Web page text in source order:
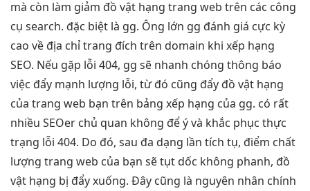
mà còn làm giảm đồ vật hạng trang web trên các công
cụ search. đặc biệt là gg. Ông lớn gg đánh giá cực kỳ
cao về địa chỉ trang đích trên domain khi xếp hạng
SEO. Nếu gặp lỗi 404, gg sẽ nhanh chóng thông báo
việc đẩy mạnh lượng lỗi, từ đó cũng đẩy đồ vật hạng
của trang web bạn trên bảng xếp hạng của gg. có rất
nhiều SEOer chủ quan không để ý và khắc phục thực
trạng lỗi 404. Do đó, sau đa dạng lần tích tụ, điểm chất
lượng trang web của bạn sẽ tụt dốc không phanh, đồ
vật hạng bị đẩy xuống. Đây cũng là nguyên nhân chính